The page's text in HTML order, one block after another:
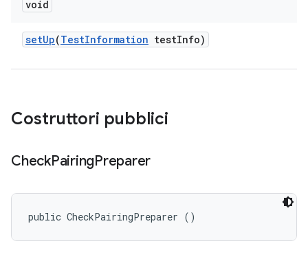
void
setUp(TestInformation testInfo)
Costruttori pubblici
CheckPairingPreparer
public CheckPairingPreparer ()